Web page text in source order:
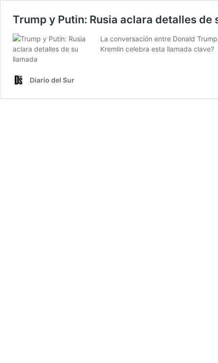
Trump y Putin: Rusia aclara detalles de
La conversación entre Donald
Kremlin celebra esta llamada clave?
Diario del Sur